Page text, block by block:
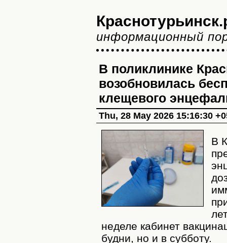
информационный
В поликлинике
возобновилась
клещевого
Thu, 28 May 2026 15:16:30
В
неделе кабинет
будни, но и в субботу.